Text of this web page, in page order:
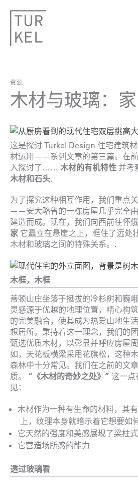
资源
木材与玻璃：
这是探讨 Turkel Design 住宅建筑
材运用——系列文章的第三篇。在
入探讨了…… 木材的有机特性 并考
木材和石头.
为了探究这种相互作用，我们重点
——安大略省的一栋房屋几乎完全
建造而成。现在，我们向西前往怀
家 它矗立在悬崖之上，框住了远处
木材和玻璃之间的特殊关系。.
木框，木框
蒂顿山庄坐落于挺拔的冷杉树和巍
灵感源于优越的地理位置，精心构
的完美融合，使其成为热爱山地生
想居所。秉持着这一理念，我们的
甄选优质木材，以彰显并呼应房屋
如，天花板横梁采用花旗松，这种
森林中十分常见。我们在之前的文
质。 “《木材的奇妙之处》” 这一点
见：
木材作为一种有生命的材料，其
上，纹理本身就暗示着它想要如
它天然的强度和美感展现了梁柱式
它营造场所感的能力
透过玻璃看